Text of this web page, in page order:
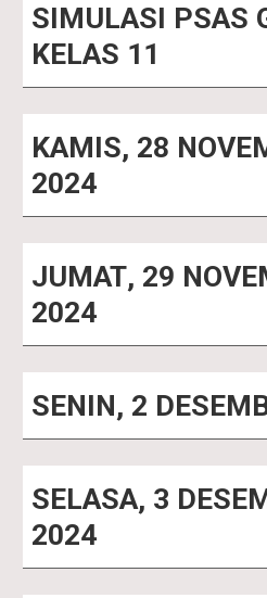
SIMULASI PSAS
KELAS 11
KAMIS, 28
2024
JUMAT, 29
2024
SENIN, 2
SELASA, 3
2024